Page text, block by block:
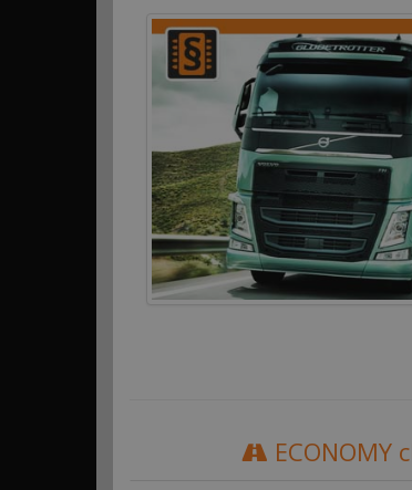
ECONOMY